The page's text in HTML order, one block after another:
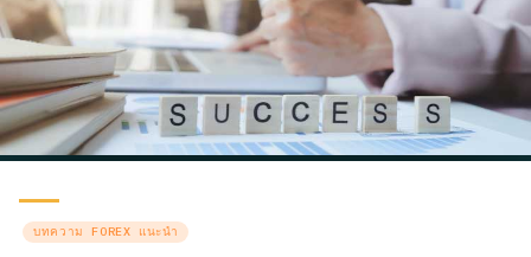
Posted
บทความ FOREX แนะนำ